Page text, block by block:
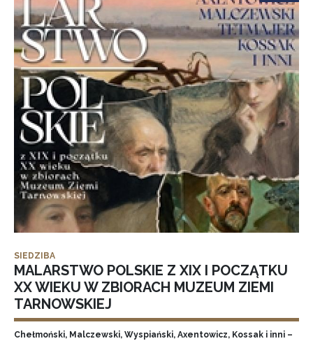
SIEDZIBA
MALARSTWO POLSKIE Z XIX I POCZĄTKU
XX WIEKU W ZBIORACH MUZEUM ZIEMI
TARNOWSKIEJ
Chełmoński, Malczewski, Wyspiański, Axentowicz, Kossak i inni –